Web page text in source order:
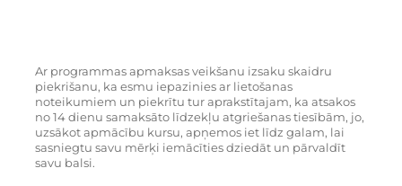
Ar programmas apmaksas veikšanu izsaku skaidru
piekrišanu, ka esmu iepazinies ar lietošanas
noteikumiem un piekrītu tur aprakstītajam, ka atsakos
no 14 dienu samaksāto līdzekļu atgriešanas tiesībām, jo,
uzsākot apmācību kursu, apņemos iet līdz galam, lai
sasniegtu savu mērķi iemācīties dziedāt un pārvaldīt
savu balsi.